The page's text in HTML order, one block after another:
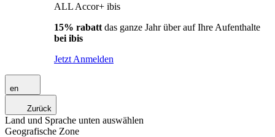
ALL Accor+ ibis
15% rabatt das ganze Jahr über auf Ihre Aufenthalte
bei ibis
Jetzt Anmelden
en
Zurück
Land und Sprache unten auswählen
Geografische Zone